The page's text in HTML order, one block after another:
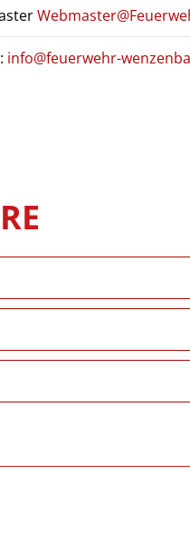
info@feuerwehr-